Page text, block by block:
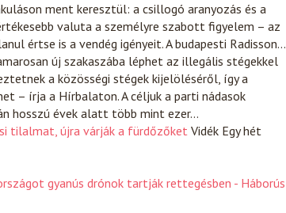
ment keresztül: a csillogó aranyozás és a
valuta a személyre szabott figyelem – az
értse is a vendég igényeit. A budapesti Radisson…
új szakaszába léphet az illegális stégekkel
a közösségi stégek kijelöléséről, így a
– írja a Hírbalaton. A céljuk a parti nádasok
hosszú évek alatt több mint ezer…
tilalmat, újra várják a fürdőzőket Vidék Egy hét
gyanús drónok tartják rettegésben - Háborús